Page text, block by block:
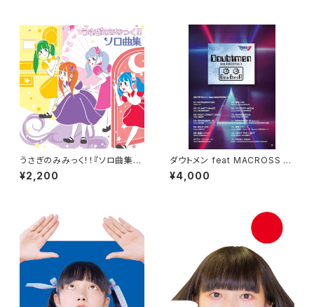
うさぎのみみっく！！『ソロ曲集』
(MiniAlbum)
¥2,200
ダウトメン feat MACROSS 7
（Album）
¥4,000